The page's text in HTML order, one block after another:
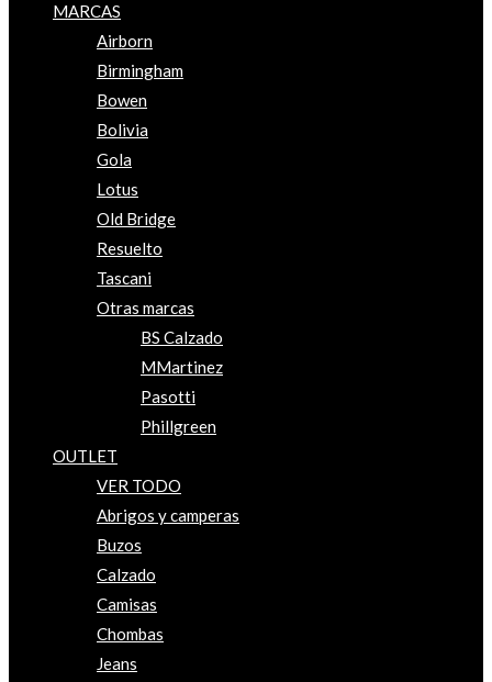
MARCAS
Airborn
Birmingham
Bowen
Bolivia
Gola
Lotus
Old Bridge
Resuelto
Tascani
Otras marcas
BS Calzado
MMartinez
Pasotti
Phillgreen
OUTLET
VER TODO
Abrigos y camperas
Buzos
Calzado
Camisas
Chombas
Jeans